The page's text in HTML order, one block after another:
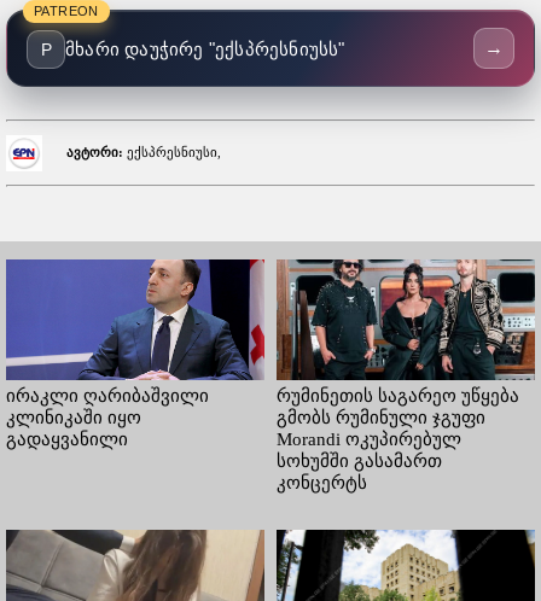
PATREON
P მხარი დაუჭირე "ექსპრესნიუსს" →
ავტორი: ექსპრესნიუსი,
ირაკლი ღარიბაშვილი
კლინიკაში იყო
გადაყვანილი
რუმინეთის საგარეო უწყება
გმობს რუმინული ჯგუფი
Morandi ოკუპირებულ
სოხუმში გასამართ
კონცერტს